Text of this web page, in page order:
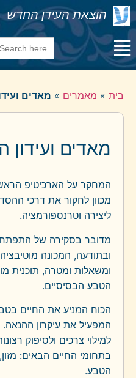
הוצאת העידן החדש
Search
for:
Button
בית » מאמרים » מאדים
מאדים ועידון
המחקר על הארכיטיפ
מכוון לחקור את דרכי
ליצירה וטרנספורמציה.
מדובר בסקירה של
ובתודעה, המכונה
ומשאלות ומטרה, תוכנית
הטבע הבסיסיים.
הכוח המניע את החיים
המפעיל את עיקרון
למילוי צרכים ולסיפוק
בתחומי החיים הבאים:
הטבע.